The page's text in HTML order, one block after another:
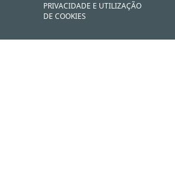
PRIVACIDADE E UTILIZAÇÃO
DE COOKIES